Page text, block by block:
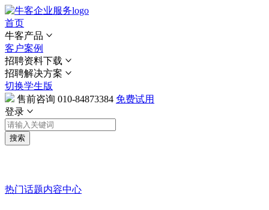
首页
牛客产品
客户案例
招聘资料下载
招聘解决方案
切换学生版
售前咨询 010-84873384 免费试用
登录
搜索
热门话题内容中心